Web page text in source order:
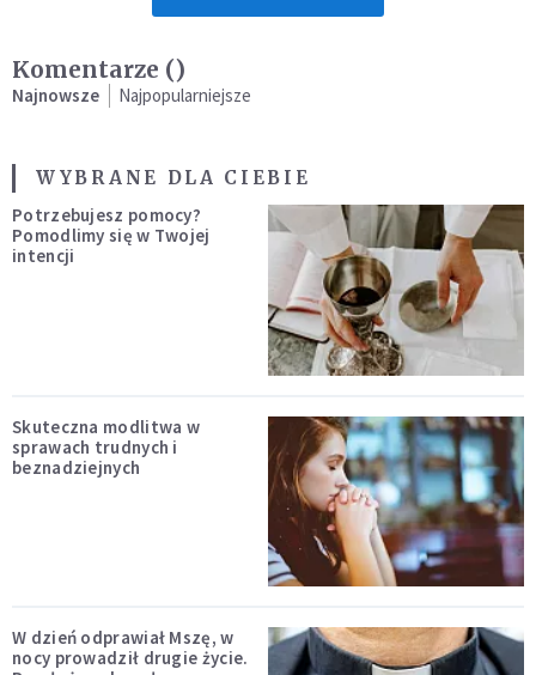
Komentarze ()
Najnowsze Najpopularniejsze
WYBRANE DLA CIEBIE
Potrzebujesz pomocy?
Pomodlimy się w Twojej
intencji
Skuteczna modlitwa w
sprawach trudnych i
beznadziejnych
W dzień odprawiał Mszę, w
nocy prowadził drugie życie.